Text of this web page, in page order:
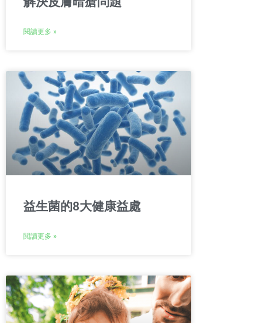
閱讀更多 »
益生菌的8大健康益處
閱讀更多 »